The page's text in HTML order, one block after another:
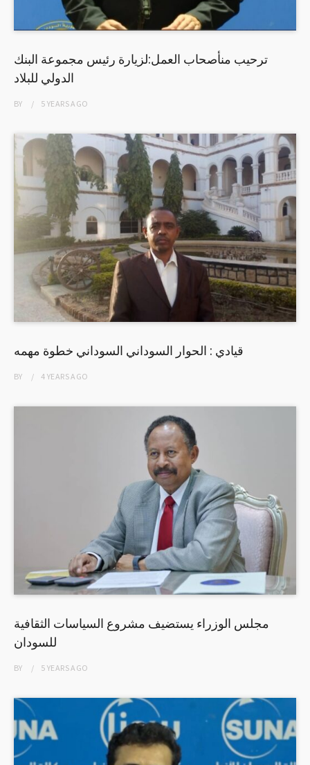
ترحيب منأصحاب العمل:لزيارة رئيس مجموعة البنك
الدولي للبلاد
BY 5 YEARSAGO
قيادي : الحوار السوداني السوداني خطوة مهمه
BY 4 YEARSAGO
مجلس الوزراء يستضيف مشروع السياسات الثقافية
للسودان
BY 5 YEARSAGO